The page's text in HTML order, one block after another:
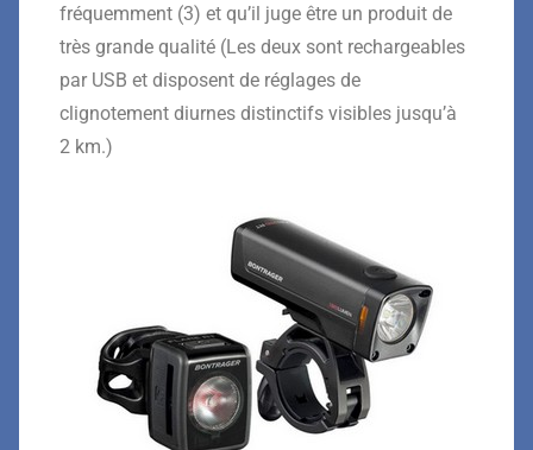
fréquemment (3) et qu’il juge être un produit de
très grande qualité (Les deux sont rechargeables
par USB et disposent de réglages de
clignotement diurnes distinctifs visibles jusqu’à
2 km.)